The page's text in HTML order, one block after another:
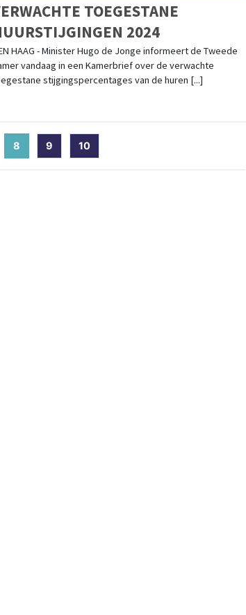
TOEGESTANE
2024
HAAG - Minister Hugo de Jonge informeert de Tweede
vandaag in een Kamerbrief over de verwachte
stijgingspercentages van de huren [...]
8 (current)
9 10